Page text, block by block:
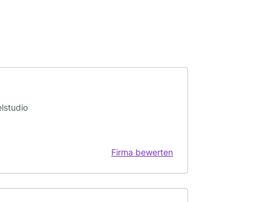
Firma bewerten